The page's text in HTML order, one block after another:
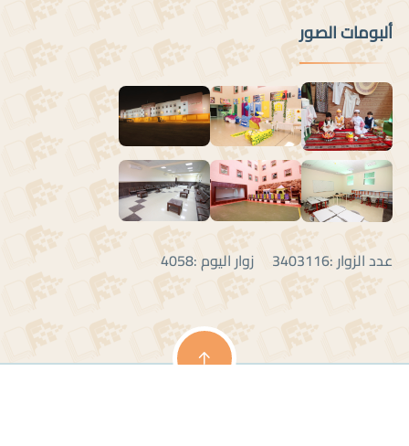
ألبومات الصور
عدد الزوار :3403116 زوار اليوم :4058